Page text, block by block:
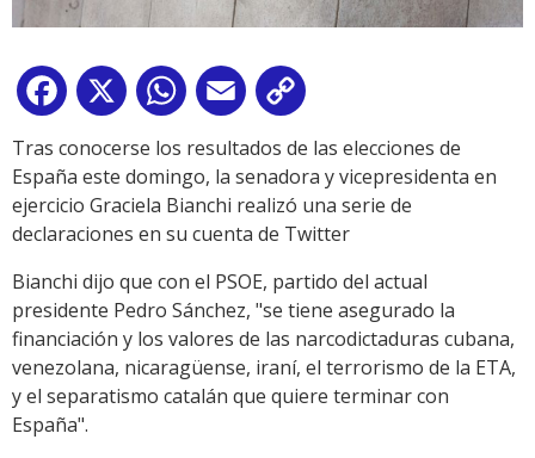
Facebook
X WhatsApp
Email
Link
Tras conocerse los resultados de las elecciones de
España este domingo, la senadora y vicepresidenta en
ejercicio Graciela Bianchi realizó una serie de
declaraciones en su cuenta de Twitter
Bianchi dijo que con el PSOE, partido del actual
presidente Pedro Sánchez, "se tiene asegurado la
financiación y los valores de las narcodictaduras cubana,
venezolana, nicaragüense, iraní, el terrorismo de la ETA,
y el separatismo catalán que quiere terminar con
España".